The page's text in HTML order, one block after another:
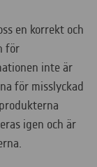
en korrekt och
för
inte är
för misslyckad
igen och är